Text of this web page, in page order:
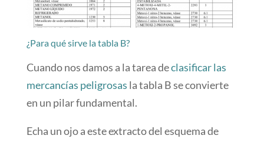
¿Para qué sirve la tabla B?
Cuando nos damos a la tarea declasificar las
mercancías peligrosas la tabla B se convierte
en un pilar fundamental.
Echa un ojo a este extracto del esquema de